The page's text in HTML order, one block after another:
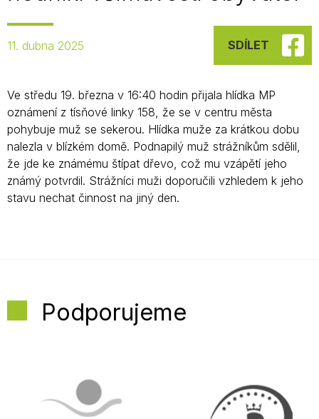
11. dubna 2025 SDÍLET
Ve středu 19. března v 16:40 hodin přijala hlídka MP
oznámení z tísňové linky 158, že se v centru města
pohybuje muž se sekerou. Hlídka muže za krátkou dobu
nalezla v blízkém domě. Podnapilý muž strážníkům sdělil,
že jde ke známému štípat dřevo, což mu vzápětí jeho
známý potvrdil. Strážníci muži doporučili vzhledem k jeho
stavu nechat činnost na jiný den.
Podporujeme